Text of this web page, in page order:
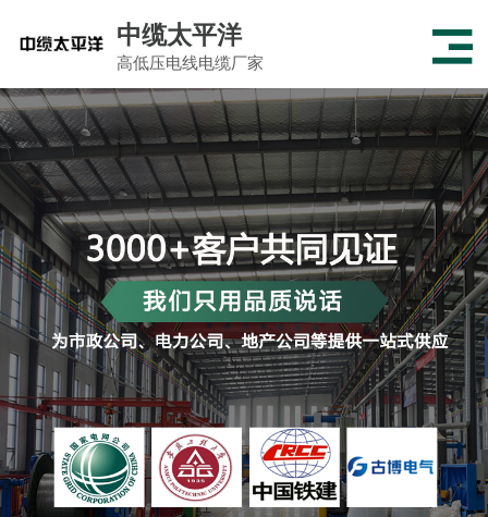
中缆太平洋
高低压电线电缆厂家